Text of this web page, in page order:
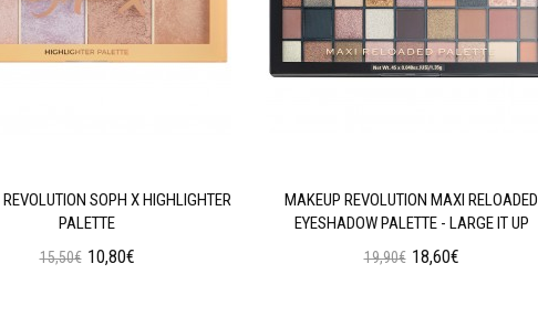
SOPH X HIGHLIGHTER
PALETTE
15,50€ 10,80€
MAKEUP REVOLUTION MAXI RELOADED
EYESHADOW PALETTE - LARGE IT UP
19,90€ 18,60€